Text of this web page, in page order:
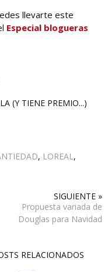
llevarte este
Especial blogueras
(Y TIENE PREMIO...)
, LOREAL ,
SIGUIENTE »
Propuesta variada de
Douglas para Navidad
RELACIONADOS